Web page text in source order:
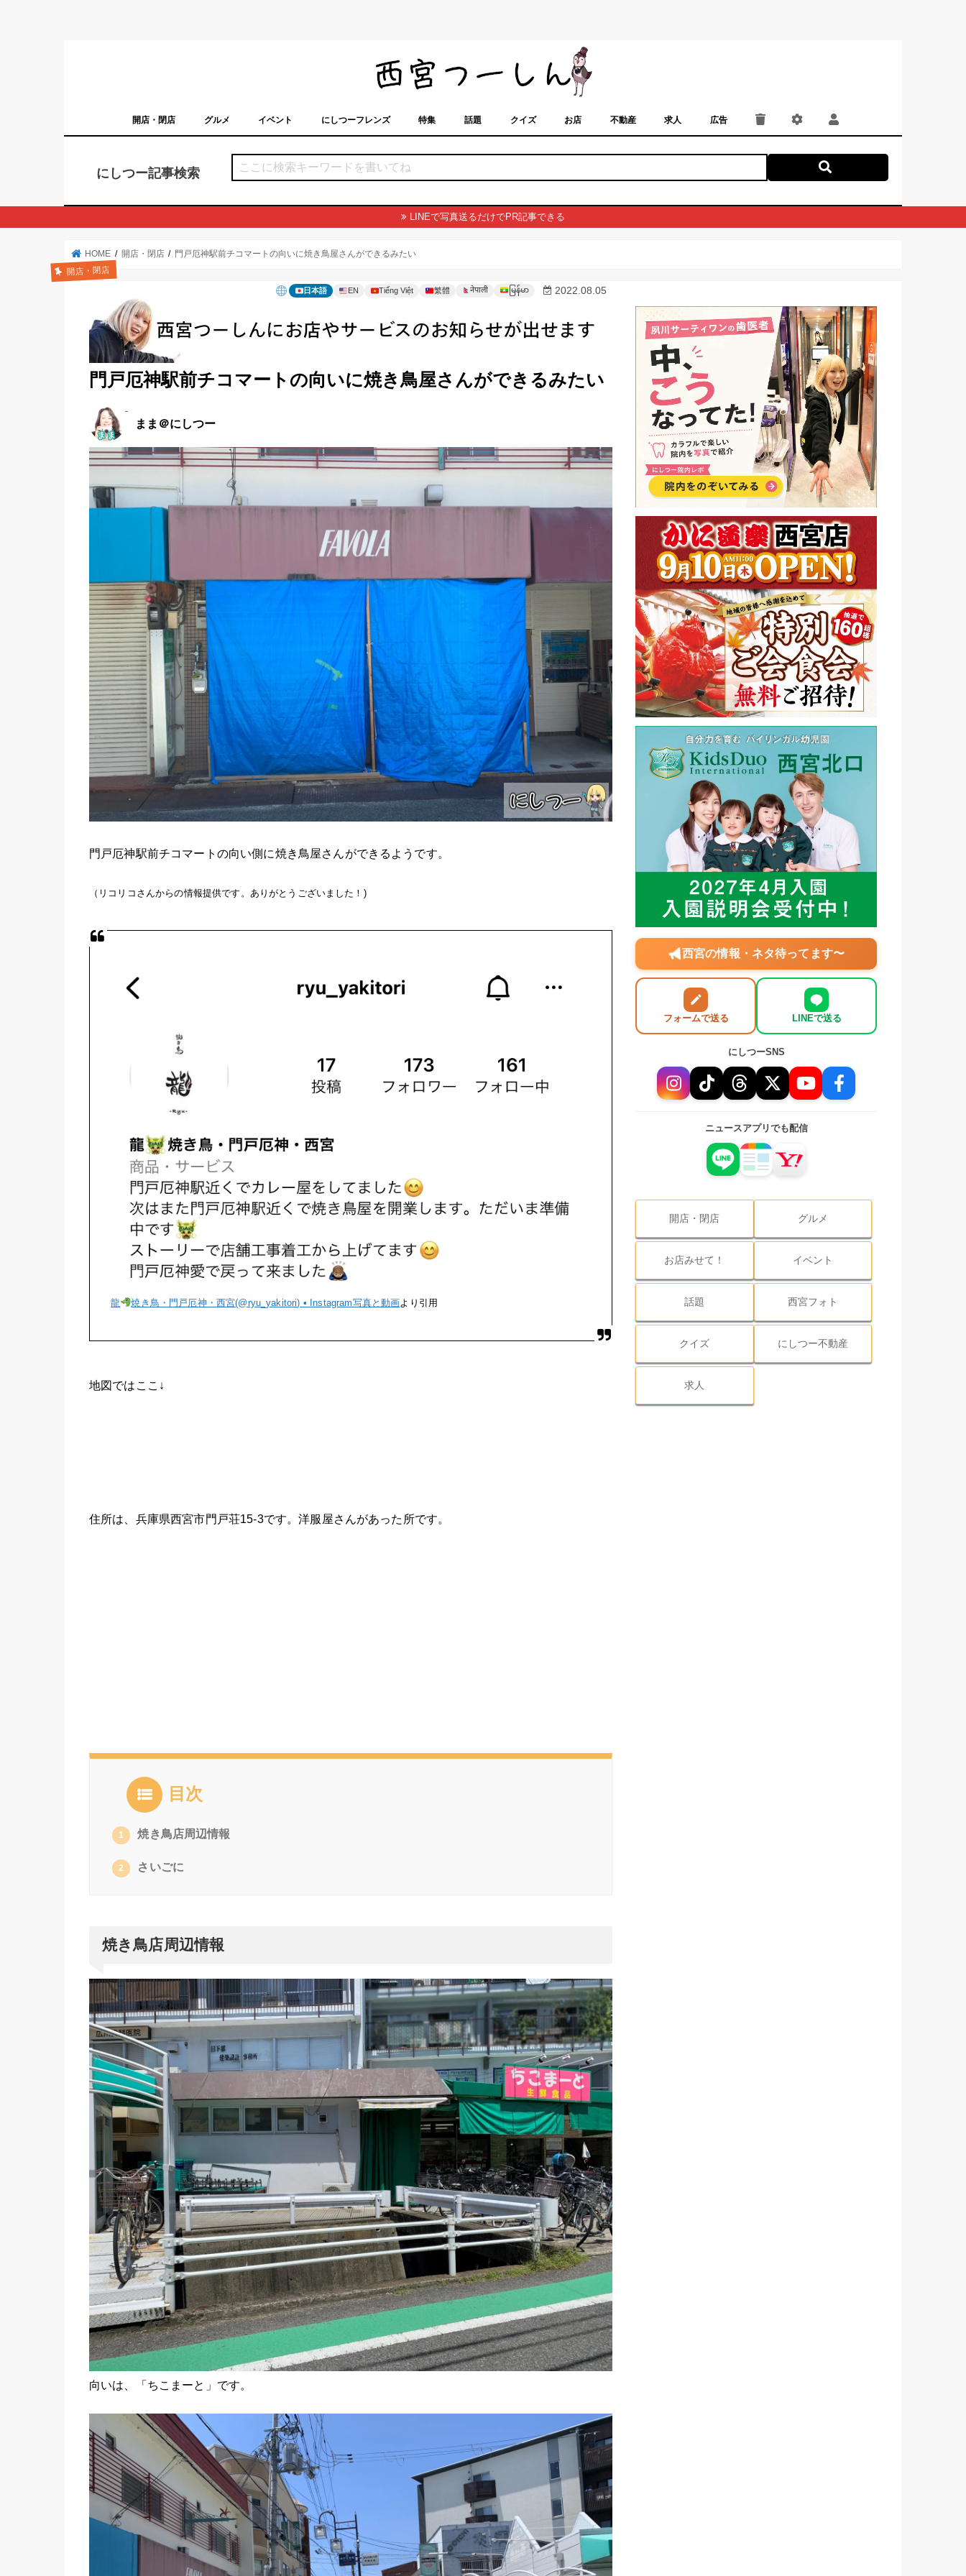
開店・閉店 グルメ イベント にしつーフレンズ 特集 話題 クイズ お店 不動産 求人 広告
にしつー記事検索
LINEで写真送るだけでPR記事できる
HOME 開店・閉店 門戸厄神駅前チコマートの向いに焼き鳥屋さんができるみたい
開店・閉店
日本語 EN Tiếng Việt 繁體 नेपाली မြန်မာ 2022.08.05
門戸厄神駅前チコマートの向いに焼き鳥屋さんができるみたい
まま＠にしつー
門戸厄神駅前チコマートの向い側に焼き鳥屋さんができるようです。
（リコリコさんからの情報提供です。ありがとうございました！)
龍 焼き鳥・門戸厄神・西宮(@ryu_yakitori) • Instagram写真と動画より引用
地図ではここ↓
住所は、兵庫県西宮市門戸荘15-3です。洋服屋さんがあった所です。
目次
1 焼き鳥店周辺情報
2 さいごに
焼き鳥店周辺情報
向いは、「ちこまーと」です。
西宮の情報・ネタ待ってます〜
フォームで送る LINEで送る
にしつーSNS
ニュースアプリでも配信
開店・閉店 グルメ
お店みせて！ イベント
話題 西宮フォト
クイズ にしつー不動産
求人